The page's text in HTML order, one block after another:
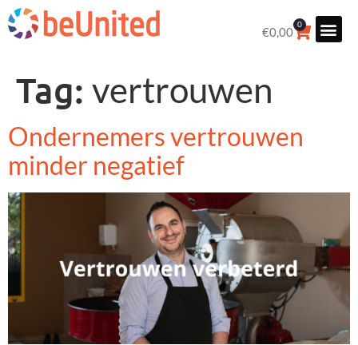
€0,00
0
Tag: vertrouwen
Ondernemers vertrouwen
minder negatief